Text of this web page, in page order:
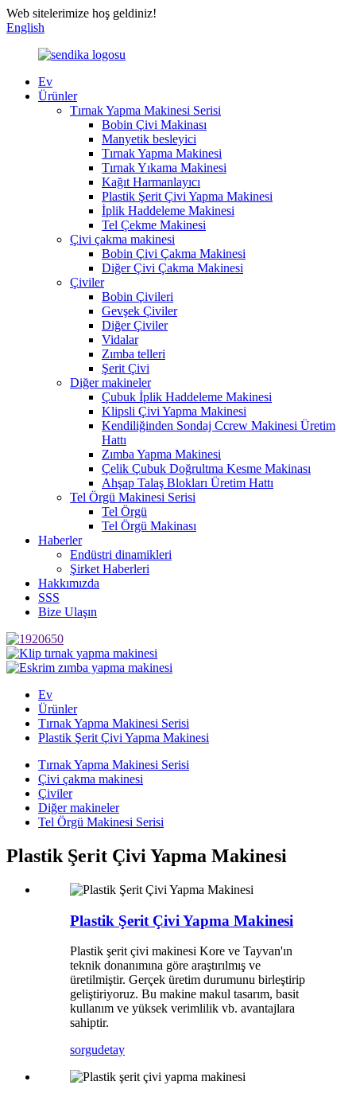
Web sitelerimize hoş geldiniz!
English
Ev
Ürünler
Tırnak Yapma Makinesi Serisi
Bobin Çivi Makinası
Manyetik besleyici
Tırnak Yapma Makinesi
Tırnak Yıkama Makinesi
Kağıt Harmanlayıcı
Plastik Şerit Çivi Yapma Makinesi
İplik Haddeleme Makinesi
Tel Çekme Makinesi
Çivi çakma makinesi
Bobin Çivi Çakma Makinesi
Diğer Çivi Çakma Makinesi
Çiviler
Bobin Çivileri
Gevşek Çiviler
Diğer Çiviler
Vidalar
Zımba telleri
Şerit Çivi
Diğer makineler
Çubuk İplik Haddeleme Makinesi
Klipsli Çivi Yapma Makinesi
Kendiliğinden Sondaj Ccrew Makinesi Üretim
Hattı
Zımba Yapma Makinesi
Çelik Çubuk Doğrultma Kesme Makinası
Ahşap Talaş Blokları Üretim Hattı
Tel Örgü Makinesi Serisi
Tel Örgü
Tel Örgü Makinası
Haberler
Endüstri dinamikleri
Şirket Haberleri
Hakkımızda
SSS
Bize Ulaşın
Ev
Ürünler
Tırnak Yapma Makinesi Serisi
Plastik Şerit Çivi Yapma Makinesi
Tırnak Yapma Makinesi Serisi
Çivi çakma makinesi
Çiviler
Diğer makineler
Tel Örgü Makinesi Serisi
Plastik Şerit Çivi Yapma Makinesi
Plastik Şerit Çivi Yapma Makinesi
Plastik şerit çivi makinesi Kore ve Tayvan'ın
teknik donanımına göre araştırılmış ve
üretilmiştir. Gerçek üretim durumunu birleştirip
geliştiriyoruz. Bu makine makul tasarım, basit
kullanım ve yüksek verimlilik vb. avantajlara
sahiptir.
sorgudetay